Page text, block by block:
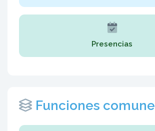
Presencias
Funciones